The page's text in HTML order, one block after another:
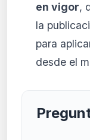
en vigor,
la
para
desde el